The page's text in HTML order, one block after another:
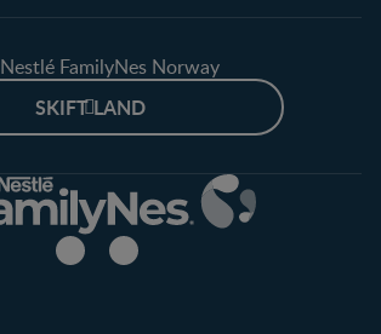
Nestlé FamilyNes Norway
SKIFT LAND